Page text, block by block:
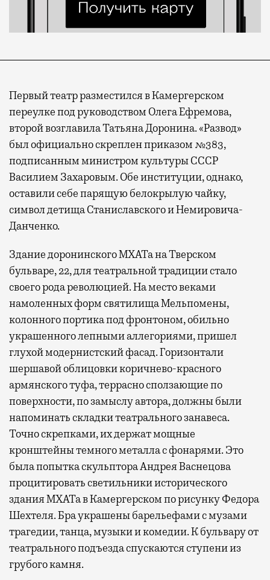
Первый театр разместился в Камергерском
переулке под руководством Олега Ефремова,
второй возглавила Татьяна Доронина. «Развод»
был официально скреплен приказом №383,
подписанным министром культуры СССР
Василием Захаровым. Обе институции, однако,
оставили себе парящую белокрылую чайку,
символ детища Станиславского и Немировича-
Данченко.
Здание доронинского МХАТа на Тверском
бульваре, 22, для театральной традиции стало
своего рода революцией. На место веками
намоленных форм святилища Мельпомены,
колонного портика под фронтоном, обильно
украшенного лепными аллегориями, пришел
глухой модернистский фасад. Горизонтали
шершавой облицовки коричнево-красного
армянского туфа, террасно сползающие по
поверхности, по замыслу автора, должны были
напоминать складки театрального занавеса.
Точно скрепками, их держат мощные
кронштейны темного металла с фонарями. Это
была попытка скульптора Андрея Васнецова
процитировать светильники исторического
здания МХАТа в Камергерском по рисунку Федора
Шехтеля. Бра украшены барельефами с музами
трагедии, танца, музыки и комедии. К бульвару от
театрального подъезда спускаются ступени из
грубого камня.